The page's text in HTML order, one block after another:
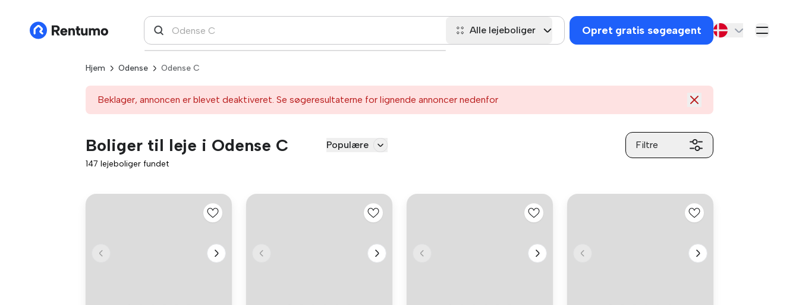
Alle lejeboliger Opret gratis søgeagent
Hjem Odense Odense C
Beklager, annoncen er blevet deaktiveret. Se søgeresultaterne for lignende annoncer nedenfor
Boliger til leje i Odense C Populære Filtre
147 lejeboliger fundet